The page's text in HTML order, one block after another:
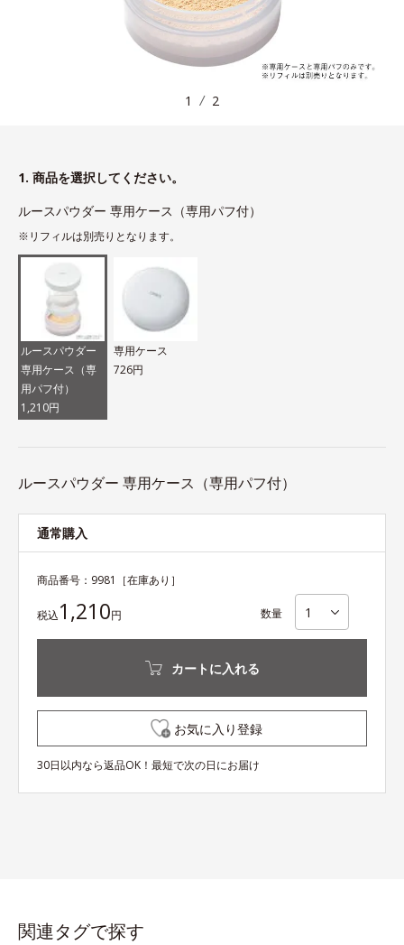
1 2
1. 商品を選択してください。
ルースパウダー 専用ケース（専用パフ付）
※リフィルは別売りとなります。
ルースパウダー
専用ケース（専
用パフ付）
1,210円
専用ケース
726円
ルースパウダー 専用ケース（専用パフ付）
通常購入
商品番号： 9981 ［在庫あり］
税込1,210円 数量
カートに入れる
お気に入り登録
30日以内なら返品OK！最短で次の日にお届け
関連タグで探す